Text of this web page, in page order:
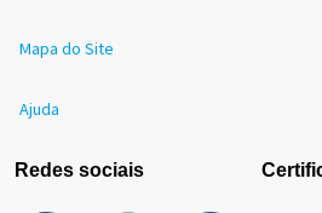
Mapa do Site
Ajuda
Redes sociais